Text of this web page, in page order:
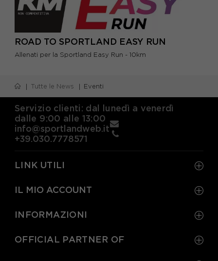
ROAD TO SPORTLAND EASY RUN
Allenati per la Sportland Easy Run - 10km
Tutte le News Eventi
Servizio clienti: dal lunedì a venerdì
dalle 9:00 alle 13:00
info@sportlandweb.it
+39.030.7778571
LINK UTILI
IL MIO ACCOUNT
INFORMAZIONI
OFFICIAL PARTNER OF